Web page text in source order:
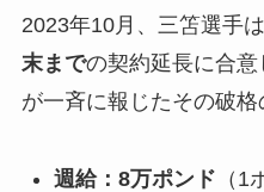
2023年10月、三笘選手
末までの契約延長に合
が一斉に報じたその破格
週給：8万ポンド （